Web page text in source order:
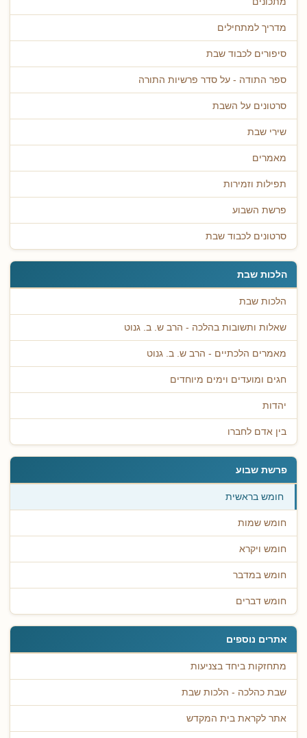
מדריך למתחילים
סיפורים לכבוד שבת
ספר התודה - על סדר פרשיות התורה
סרטונים על השבת
שירי שבת
מאמרים
תפילות וזמירות
פרשת השבוע
סרטונים לכבוד שבת
הלכות שבת
הלכות שבת
שאלות ותשובות בהלכה - הרב ש. ב. גנוט
מאמרים הלכתיים - הרב ש. ב. גנוט
חגים ומועדים וימים מיוחדים
יהדות
בין אדם לחברו
פרשת שבוע
חומש בראשית
חומש שמות
חומש ויקרא
חומש במדבר
חומש דברים
אתרים נוספים
מתחזקות ביחד בצניעות
שבת כהלכה - הלכות שבת
אתר לקראת בית המקדש